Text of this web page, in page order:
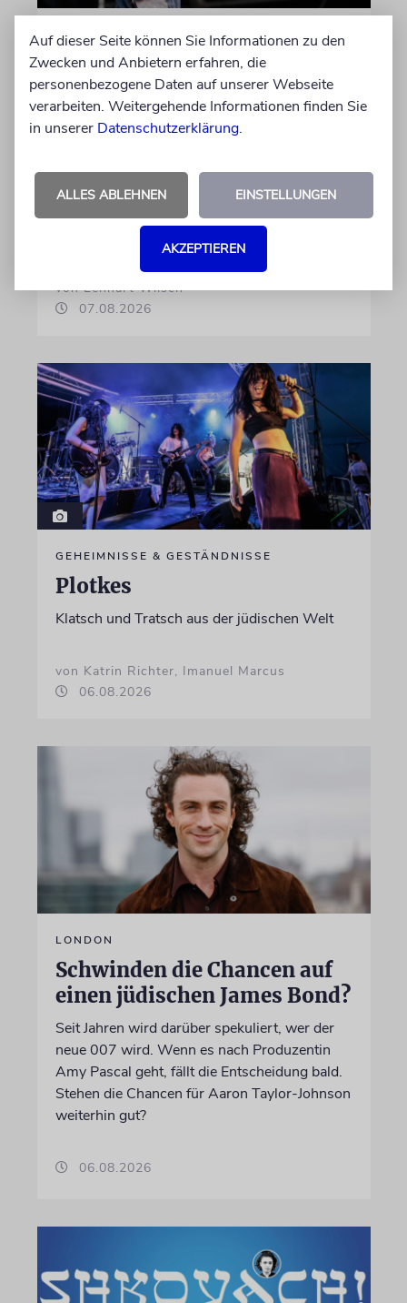
HIPHOP
Rapper Pashanim: »Free
Palestine« als
Verkaufsschlager
rappt der Berliner Musiker Pashanim
wiederholt über den Israel-Palästina-Konflikt –
Kokettieren mit dem palästinensischen
Terrorismus inklusive
von Lennart Wilsch
07.08.2026
GEHEIMNISSE & GESTÄNDNISSE
Plotkes
Klatsch und Tratsch aus der jüdischen Welt
von Katrin Richter, Imanuel Marcus
06.08.2026
LONDON
Schwinden die Chancen auf
einen jüdischen James Bond?
Seit Jahren wird darüber spekuliert, wer der
neue 007 wird. Wenn es nach Produzentin
Amy Pascal geht, fällt die Entscheidung bald.
Stehen die Chancen für Aaron Taylor-Johnson
weiterhin gut?
06.08.2026
Auf dieser Seite können Sie Informationen zu den
Zwecken und Anbietern erfahren, die
personenbezogene Daten auf unserer Webseite
verarbeiten. Weitergehende Informationen finden Sie
in unserer Datenschutzerklärung.
ALLES ABLEHNEN EINSTELLUNGEN
AKZEPTIEREN